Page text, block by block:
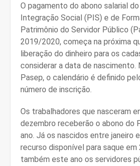
O pagamento do abono salarial
Integração Social (PIS) e de
Patrimônio do Servidor Público
2019/2020, começa na próxima
liberação do dinheiro para os
considerar a data de nascimento.
Pasep, o calendário é definido
número de inscrição.
Os trabalhadores que nasceram
dezembro receberão o abono do
ano. Já os nascidos entre janeiro
recurso disponível para saque em
também este ano os servidores